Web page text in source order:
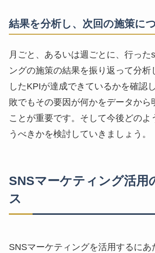
結果を分析し、次回の施策に
月ごと、あるいは週ごとに、行った
ングの施策の結果を振り返って分析
したKPIが達成できているかを確認
敗でもその要因が何かをデータから
ことが重要です。 そして今後どのよ
うべきかを検討していきましょう。
SNSマーケティング活用
ス
SNSマーケティングを活用するにあ